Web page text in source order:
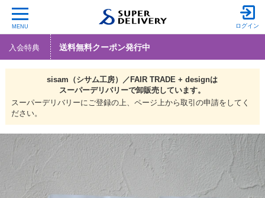
MENU ログイン
入会特典 送料無料クーポン発行中
sisam（シサム工房）／FAIR TRADE + designは
スーパーデリバリーで卸販売しています。
スーパーデリバリーにご登録の上、ページ上から取引の申請をしてく
ださい。